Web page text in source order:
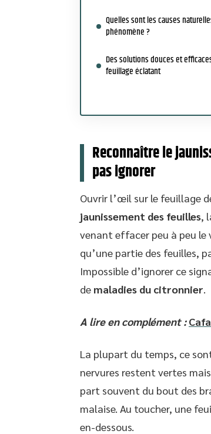
Quelles sont les causes
phénomène ?
Des solutions douces et
feuillage éclatant
Reconnaître le
pas ignorer
Ouvrir l’œil sur le feuillage
jaunissement des feuilles,
venant effacer peu à peu le
qu’une partie des feuilles,
Impossible d’ignorer ce
de maladies du citronnier.
A lire en complément :
La plupart du temps, ce
nervures restent vertes
part souvent du bout des
malaise. Au toucher, une
en-dessous.